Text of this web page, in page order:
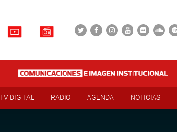
TV DIGITAL RADIO AGENDA NOTICIAS